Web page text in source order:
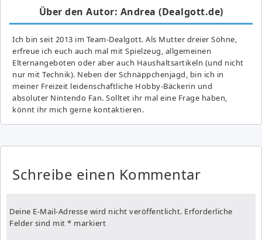
Über den Autor: Andrea (Dealgott.de)
Ich bin seit 2013 im Team-Dealgott. Als Mutter dreier Söhne,
erfreue ich euch auch mal mit Spielzeug, allgemeinen
Elternangeboten oder aber auch Haushaltsartikeln (und nicht
nur mit Technik). Neben der Schnäppchenjagd, bin ich in
meiner Freizeit leidenschaftliche Hobby-Bäckerin und
absoluter Nintendo Fan. Solltet ihr mal eine Frage haben,
könnt ihr mich gerne kontaktieren.
Schreibe einen Kommentar
Deine E-Mail-Adresse wird nicht veröffentlicht. Erforderliche
Felder sind mit * markiert